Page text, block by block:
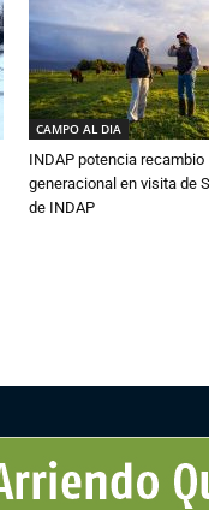
CAMPO AL DIA
INDAP potencia recambio
generacional en visita de
de INDAP